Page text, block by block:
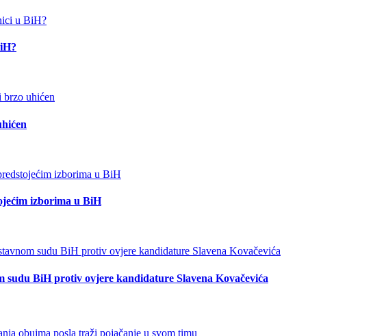
izborima u BiH
sudu BiH protiv ovjere kandidature Slavena Kovačevića